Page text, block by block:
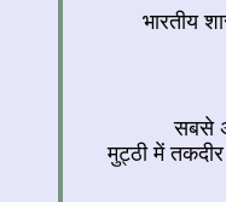
भारतीय
सबसे
मुट्ठी में